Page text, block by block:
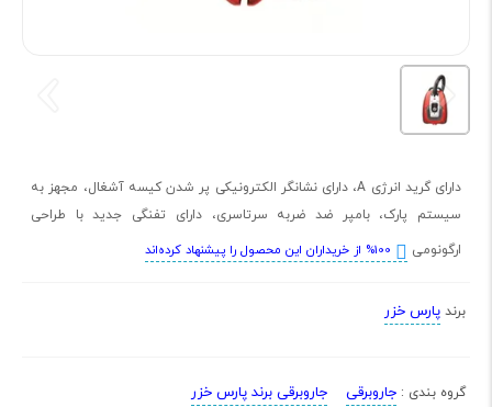
دارای گرید انرژی A، دارای نشانگر الکترونیکی پر شدن کیسه آشغال، مجهز به
سیستم پارک، بامپر ضد ضربه سرتاسری، دارای تفنگی جدید با طراحی
ارگونومی
%100 از خریداران این محصول را پیشنهاد کرده‌اند
برند پارس خزر
گروه بندی : جاروبرقی جاروبرقی برند پارس خزر